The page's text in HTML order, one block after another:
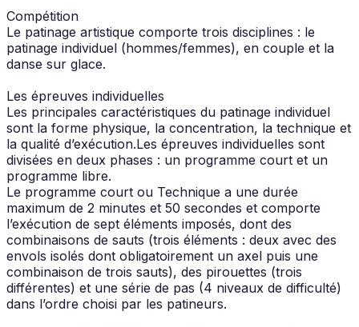
Compétition
Le patinage artistique comporte trois disciplines : le
patinage individuel (hommes/femmes), en couple et la
danse sur glace.
Les épreuves individuelles
Les principales caractéristiques du patinage individuel
sont la forme physique, la concentration, la technique et
la qualité d’exécution.Les épreuves individuelles sont
divisées en deux phases : un programme court et un
programme libre.
Le programme court ou Technique a une durée
maximum de 2 minutes et 50 secondes et comporte
l’exécution de sept éléments imposés, dont des
combinaisons de sauts (trois éléments : deux avec des
envols isolés dont obligatoirement un axel puis une
combinaison de trois sauts), des pirouettes (trois
différentes) et une série de pas (4 niveaux de difficulté)
dans l’ordre choisi par les patineurs.